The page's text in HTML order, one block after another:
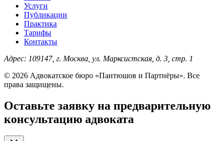
Услуги
Публикации
Практика
Тарифы
Контакты
Адрес: 109147, г. Москва, ул. Марксистская, д. 3, стр. 1
© 2026 Адвокатское бюро «Пантюшов и Партнёры». Все
права защищены.
Оставьте заявку на предварительную
консультацию адвоката